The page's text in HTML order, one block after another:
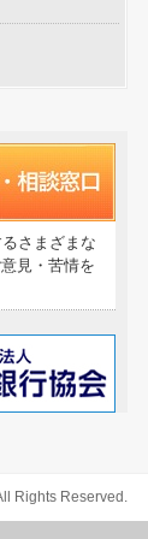
さまざまな
見・苦情を
Rights Reserved.